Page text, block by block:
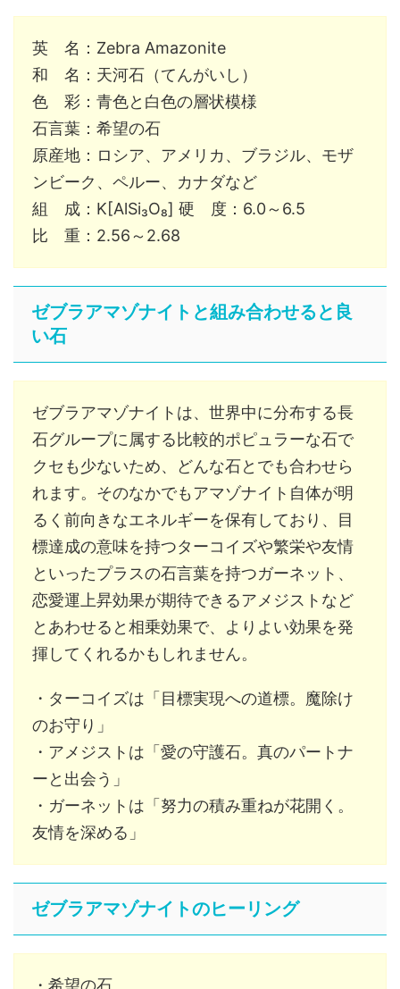
英 名：Zebra Amazonite
和 名：天河石（てんがいし）
色 彩：青色と白色の層状模様
石言葉：希望の石
原産地：ロシア、アメリカ、ブラジル、モザ
ンビーク、ペルー、カナダなど
組 成：K[AlSi₃O₈] 硬 度：6.0～6.5
比 重：2.56～2.68
ゼブラアマゾナイトと組み合わせると良
い石
ゼブラアマゾナイトは、世界中に分布する長
石グループに属する比較的ポピュラーな石で
クセも少ないため、どんな石とでも合わせら
れます。そのなかでもアマゾナイト自体が明
るく前向きなエネルギーを保有しており、目
標達成の意味を持つターコイズや繁栄や友情
といったプラスの石言葉を持つガーネット、
恋愛運上昇効果が期待できるアメジストなど
とあわせると相乗効果で、よりよい効果を発
揮してくれるかもしれません。
・ターコイズは「目標実現への道標。魔除け
のお守り」
・アメジストは「愛の守護石。真のパートナ
ーと出会う」
・ガーネットは「努力の積み重ねが花開く。
友情を深める」
ゼブラアマゾナイトのヒーリング
・希望の石。